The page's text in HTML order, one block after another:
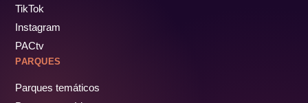
TikTok
Instagram
PACtv
PARQUES
Parques temáticos